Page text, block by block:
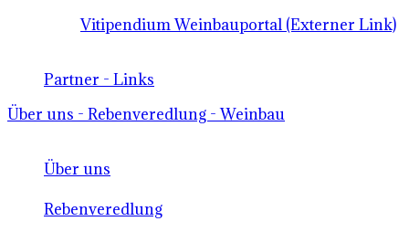
Vitipendium Weinbauportal (Externer Link)
Partner - Links
Über uns - Rebenveredlung - Weinbau
Über uns
Rebenveredlung